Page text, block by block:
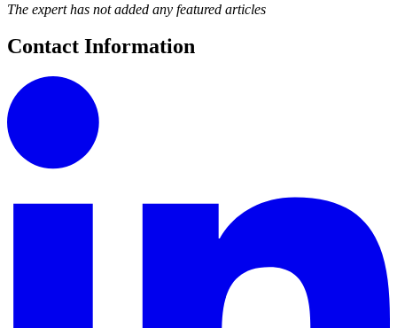
The expert has not added any featured articles
Contact Information